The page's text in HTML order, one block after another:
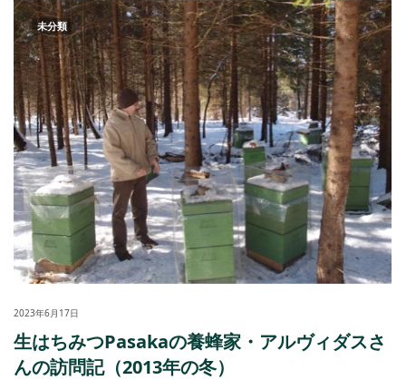
未分類
2023年6月17日
生はちみつPasakaの養蜂家・アルヴィダスさ
んの訪問記（2013年の冬）